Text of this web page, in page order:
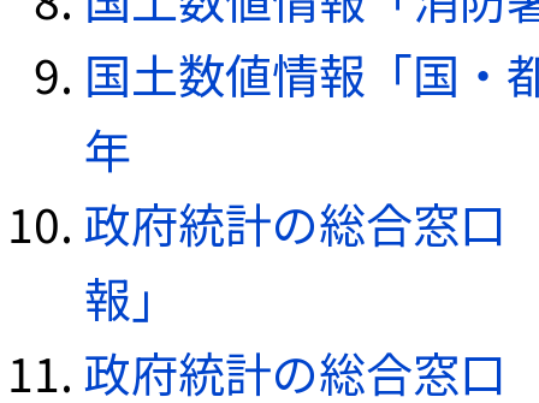
国土数値情報「国・
年
政府統計の総合窓口
報」
政府統計の総合窓口